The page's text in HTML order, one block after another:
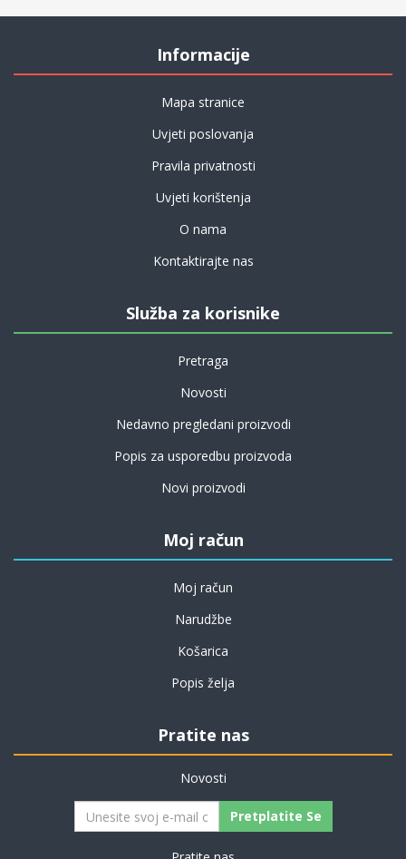
Informacije
Mapa stranice
Uvjeti poslovanja
Pravila privatnosti
Uvjeti korištenja
O nama
Kontaktirajte nas
Služba za korisnike
Pretraga
Novosti
Nedavno pregledani proizvodi
Popis za usporedbu proizvoda
Novi proizvodi
Moj račun
Moj račun
Narudžbe
Košarica
Popis želja
Pratite nas
Novosti
Pretplatite Se